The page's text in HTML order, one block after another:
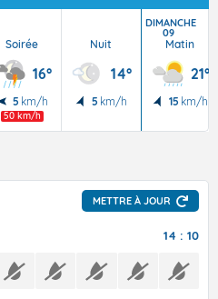
Soirée
16°
5 km/h
50 km/h
Nuit
14°
5 km/h
DIMANCHE
09
Matin
21°
15 km/h
METTRE À JOUR
14 : 10